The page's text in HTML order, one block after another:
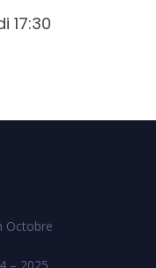
17:30
Octobre